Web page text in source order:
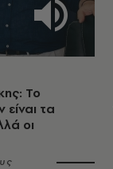
Το
τα
οι